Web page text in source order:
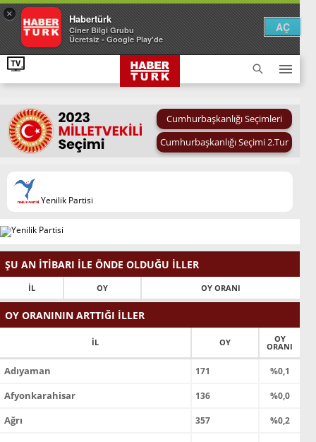
× Habertürk
Ciner Bilgi Grubu
Ücretsiz - Google Play'de
AÇ
Cumhurbaşkanlığı Seçimleri
Cumhurbaşkanlığı Seçimi 2.Tur
Yenilik Partisi
ŞU AN İTİBARI İLE ÖNDE OLDUĞU İLLER
İL OY OY ORANI
OY ORANININ ARTTIĞI İLLER
İL OY OY
ORANI
Adıyaman 171 %0,1
Afyonkarahisar 136 %0,0
Ağrı 357 %0,2